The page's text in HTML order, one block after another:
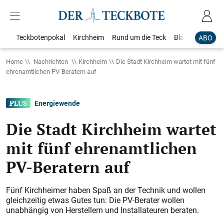
ABO
Teckbotenpokal Kirchheim Rund um die Teck Blaulicht
Home Nachrichten Kirchheim
Die Stadt Kirchheim wartet mit fünf
ehrenamtlichen PV-Beratern auf
Energiewende
Die Stadt Kirchheim wartet
mit fünf ehrenamtlichen
PV-Beratern auf
Fünf Kirchheimer haben Spaß an der Technik und wollen
gleichzeitig etwas Gutes tun: Die PV-Berater wollen
unabhängig von Herstellern und Installateuren beraten.